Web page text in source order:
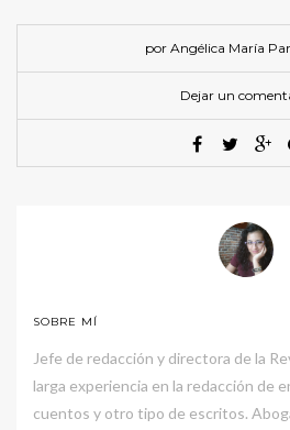
por Angélica María
Dejar un
SOBRE MÍ
Jefe de redacción y directora de la
larga experiencia en la redacción de
cuentos y otro tipo de escritos.